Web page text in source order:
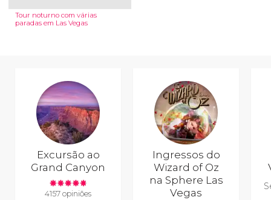
Tour noturno com várias
paradas em Las Vegas
Excursão ao
Grand Canyon
4157 opiniões
Ingressos do
Wizard of Oz
na Sphere Las
Vegas